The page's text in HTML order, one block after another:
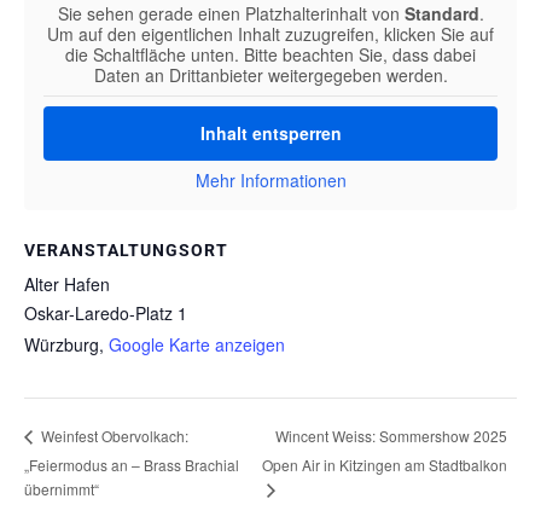
VERANSTALTUNGSORT
Alter Hafen
Oskar-Laredo-Platz 1
Würzburg, Google Karte anzeigen
Sie sehen gerade einen Platzhalterinhalt von Standard.
Um auf den eigentlichen Inhalt zuzugreifen, klicken Sie auf
die Schaltfläche unten. Bitte beachten Sie, dass dabei
Daten an Drittanbieter weitergegeben werden.
Inhalt entsperren
Mehr Informationen
Weinfest Obervolkach:
„Feiermodus an – Brass Brachial
übernimmt“
Wincent Weiss: Sommershow 2025
Open Air in Kitzingen am Stadtbalkon